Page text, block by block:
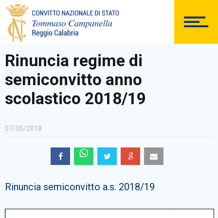
DOCUMENTAZIONE
Rinuncia regime di
semiconvitto anno
scolastico 2018/19
07/05/2018
Rinuncia semiconvitto a.s. 2018/19